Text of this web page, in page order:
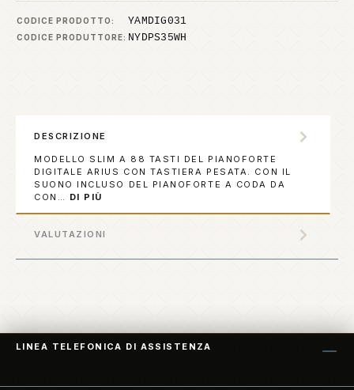
CODICE PRODOTTO: YAMDIG031
CODICE PRODUTTORE: NYDPS35WH
DESCRIZIONE
MODELLO SLIM A 88 TASTI DEL PIANOFORTE
DIGITALE ARIUS CON TASTIERA PESATA. CON IL
SUONO INCLUSO DEL PIANOFORTE A CODA DA
CON… DI PIÙ
VALUTAZIONI
LINEA TELEFONICA DI ASSISTENZA